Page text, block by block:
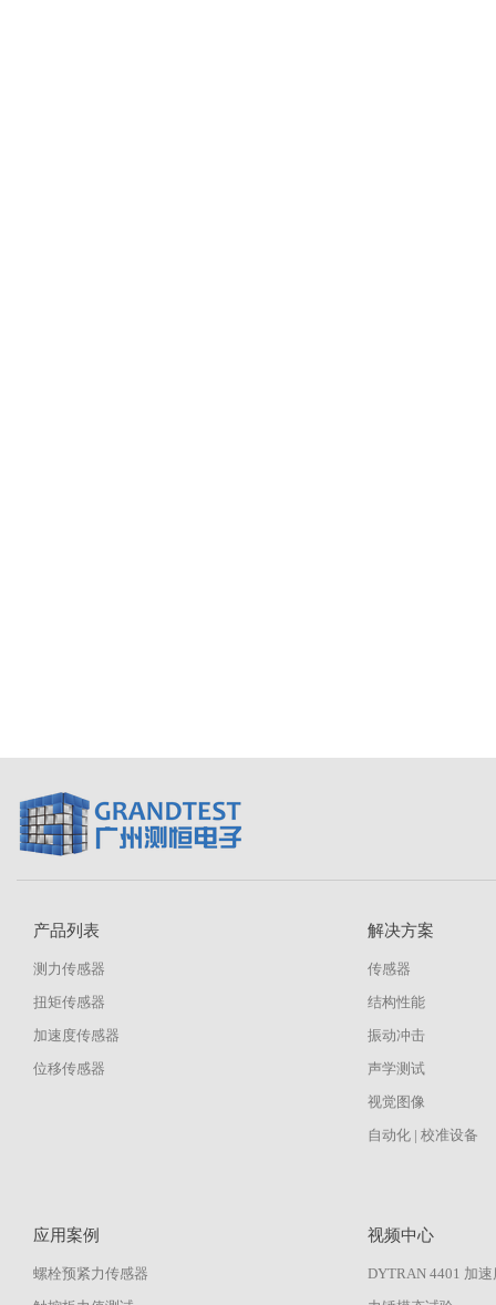
产品列表
测力传感器
扭矩传感器
加速度传感器
位移传感器
解决方案
传感器
结构性能
振动冲击
声学测试
视觉图像
自动化 | 校准设备
应用案例
螺栓预紧力传感器
视频中心
DYTRAN 4401 加